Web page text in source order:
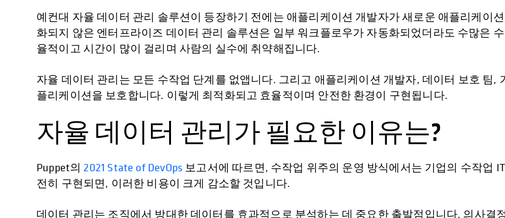
예컨대 자율 데이터 관리 솔루션이 등장하기 전에는 애플리케이션 개발자가 새로운 애플리케이
화되지 않은 엔터프라이즈 데이터 관리 솔루션은 일부 워크플로우가 자동화되었더라도 수많은
율적이고 시간이 많이 걸리며 사람의 실수에 취약해집니다.
자율 데이터 관리는 모든 수작업 단계를 없앱니다. 그리고 애플리케이션 개발자, 데이터 보호 팀,
플리케이션을 보호합니다. 이렇게 최적화되고 효율적이며 안전한 환경이 구현됩니다.
자율 데이터 관리가 필요한 이유는?
Puppet의2021 State of DevOps 보고서에 따르면, 수작업 위주의 운영 방식에서는 기업의 수작업
전히 구현되면, 이러한 비용이 크게 감소할 것입니다.
데이터 관리는 조직에서 방대한 데이터를 효과적으로 분석하는 데 중요한 출발점입니다. 의사결